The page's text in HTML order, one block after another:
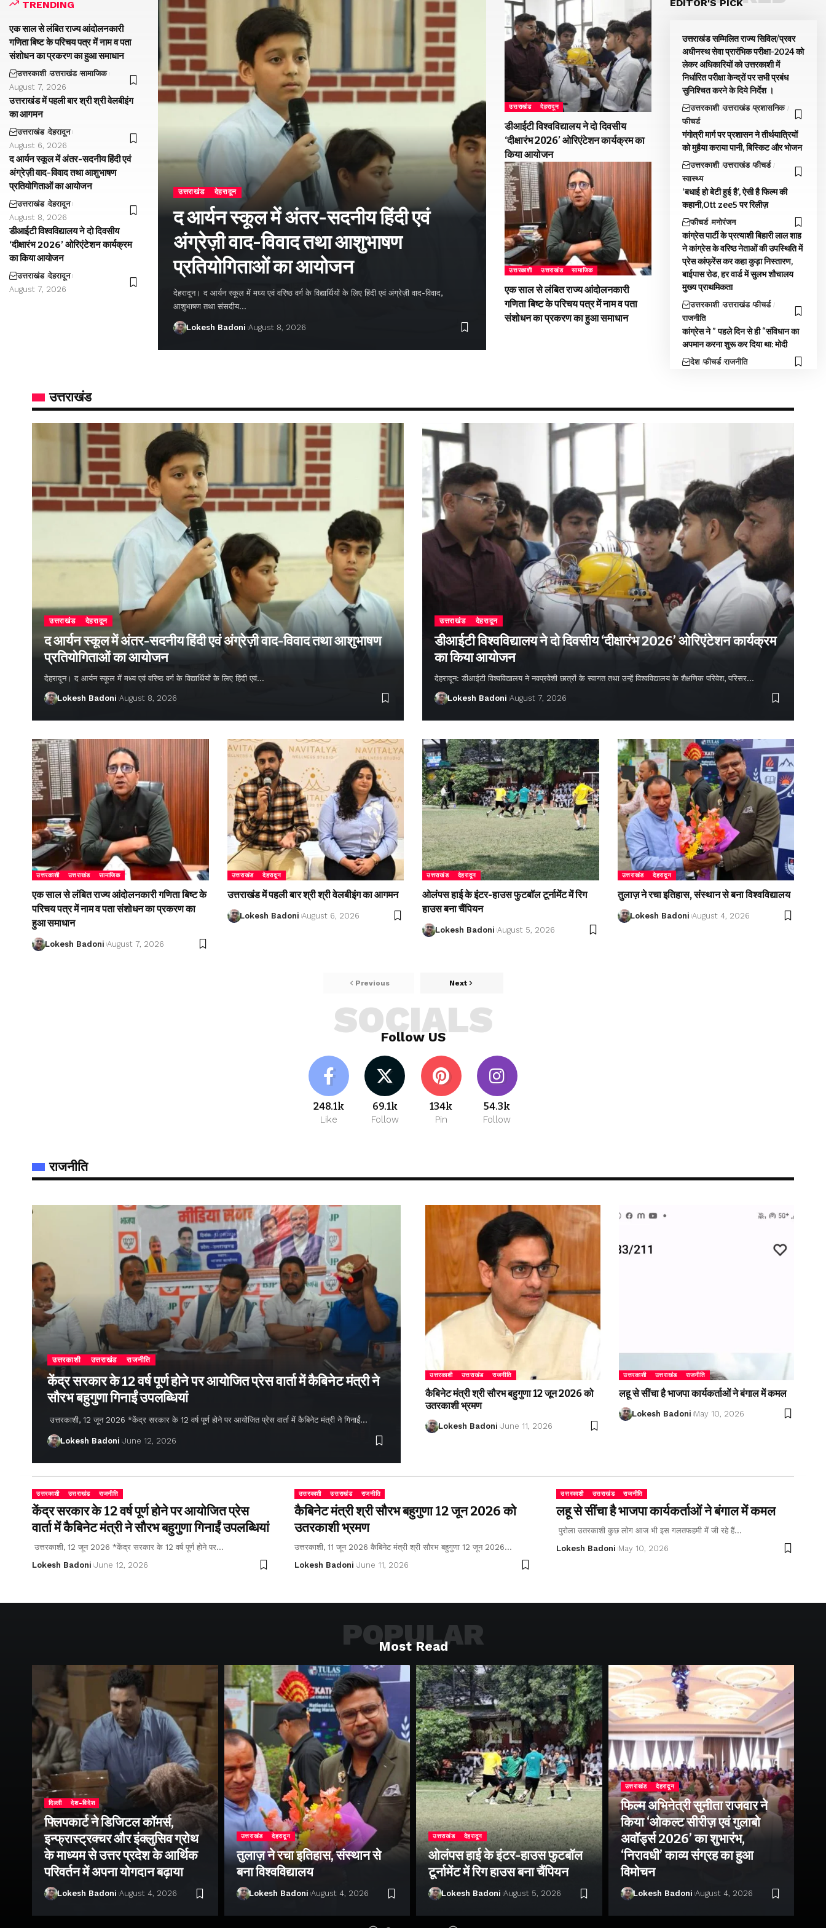
TRENDING
एक साल से लंबित राज्य आंदोलनकारी
गणिता बिष्ट के परिचय पत्र में नाम व पता
संशोधन का प्रकरण का हुआ समाधान
उत्तरकाशी उत्तराखंड सामाजिक
August 7, 2026
उत्तराखंड में पहली बार श्री श्री वेलबीइंग
का आगमन
उत्तराखंड देहरादून
August 6, 2026
द आर्यन स्कूल में अंतर-सदनीय हिंदी एवं
अंग्रेज़ी वाद-विवाद तथा आशुभाषण
प्रतियोगिताओं का आयोजन
उत्तराखंड देहरादून
August 8, 2026
डीआईटी विश्वविद्यालय ने दो दिवसीय
‘दीक्षारंभ 2026’ ओरिएंटेशन कार्यक्रम
का किया आयोजन
उत्तराखंड देहरादून
August 7, 2026
उत्तराखंड देहरादून
द आर्यन स्कूल में अंतर-सदनीय हिंदी एवं
अंग्रेज़ी वाद-विवाद तथा आशुभाषण
प्रतियोगिताओं का आयोजन
देहरादून। द आर्यन स्कूल में मध्य एवं वरिष्ठ वर्ग के विद्यार्थियों के लिए हिंदी एवं अंग्रेज़ी वाद-विवाद,
आशुभाषण तथा संसदीय…
Lokesh Badoni August 8, 2026
उत्तराखंड देहरादून
डीआईटी विश्वविद्यालय ने दो दिवसीय
‘दीक्षारंभ 2026’ ओरिएंटेशन कार्यक्रम का
किया आयोजन
उत्तरकाशी उत्तराखंड सामाजिक
एक साल से लंबित राज्य आंदोलनकारी
गणिता बिष्ट के परिचय पत्र में नाम व पता
संशोधन का प्रकरण का हुआ समाधान
EDITOR'S PICK
उत्तराखंड सम्मिलित राज्य सिविल/प्रवर
अधीनस्थ सेवा प्रारंभिक परीक्षा-2024 को
लेकर अधिकारियों को उत्तरकाशी में
निर्धारित परीक्षा केन्द्रों पर सभी प्रबंध
सुनिश्चित करने के दिये निर्देश ।
उत्तरकाशी उत्तराखंड प्रशासनिक
फीचर्ड
गंगोत्री मार्ग पर प्रशासन ने तीर्थयात्रियों
को मुहैया कराया पानी, बिस्किट और भोजन
उत्तरकाशी उत्तराखंड फीचर्ड
स्वास्थ्य
‘बधाई हो बेटी हुई है’, ऐसी है फिल्म की
कहानी,Ott zee5 पर रिलीज़
फीचर्ड मनोरंजन
कांग्रेस पार्टी के प्रत्याशी बिहारी लाल शाह
ने कांग्रेस के वरिष्ठ नेताओं की उपस्थिति में
प्रेस कांफ्रेंस कर कहा कुड़ा निस्तारण,
बाईपास रोड, हर वार्ड में सुलभ शौचालय
मुख्य प्राथमिकता
उत्तरकाशी उत्तराखंड फीचर्ड
राजनीति
कांग्रेस ने ” पहले दिन से ही “संविधान का
अपमान करना शुरू कर दिया था: मोदी
देश फीचर्ड राजनीति
उत्तराखंड
उत्तराखंड देहरादून
द आर्यन स्कूल में अंतर-सदनीय हिंदी एवं अंग्रेज़ी वाद-विवाद तथा आशुभाषण
प्रतियोगिताओं का आयोजन
देहरादून। द आर्यन स्कूल में मध्य एवं वरिष्ठ वर्ग के विद्यार्थियों के लिए हिंदी एवं…
Lokesh Badoni August 8, 2026
उत्तराखंड देहरादून
डीआईटी विश्वविद्यालय ने दो दिवसीय ‘दीक्षारंभ 2026’ ओरिएंटेशन कार्यक्रम
का किया आयोजन
देहरादून: डीआईटी विश्वविद्यालय ने नवप्रवेशी छात्रों के स्वागत तथा उन्हें विश्वविद्यालय के शैक्षणिक परिवेश, परिसर…
Lokesh Badoni August 7, 2026
उत्तरकाशी उत्तराखंड सामाजिक
एक साल से लंबित राज्य आंदोलनकारी गणिता बिष्ट के
परिचय पत्र में नाम व पता संशोधन का प्रकरण का
हुआ समाधान
Lokesh Badoni August 7, 2026
उत्तराखंड देहरादून
उत्तराखंड में पहली बार श्री श्री वेलबीइंग का आगमन
Lokesh Badoni August 6, 2026
उत्तराखंड देहरादून
ओलंपस हाई के इंटर-हाउस फुटबॉल टूर्नामेंट में रिग
हाउस बना चैंपियन
Lokesh Badoni August 5, 2026
उत्तराखंड देहरादून
तुलाज़ ने रचा इतिहास, संस्थान से बना विश्वविद्यालय
Lokesh Badoni August 4, 2026
Previous Next
Follow US
SOCIALS
248.1k
Like
69.1k
Follow
134k
Pin
54.3k
Follow
राजनीति
उत्तरकाशी उत्तराखंड राजनीति
केंद्र सरकार के 12 वर्ष पूर्ण होने पर आयोजित प्रेस वार्ता में कैबिनेट मंत्री ने
सौरभ बहुगुणा गिनाईं उपलब्धियां
उत्तरकाशी, 12 जून 2026 *केंद्र सरकार के 12 वर्ष पूर्ण होने पर आयोजित प्रेस वार्ता में कैबिनेट मंत्री ने गिनाईं…
Lokesh Badoni June 12, 2026
उत्तरकाशी उत्तराखंड राजनीति
कैबिनेट मंत्री श्री सौरभ बहुगुणा 12 जून 2026 को
उतरकाशी भ्रमण
Lokesh Badoni June 11, 2026
उत्तरकाशी उत्तराखंड राजनीति
लहू से सींचा है भाजपा कार्यकर्ताओं ने बंगाल में कमल
Lokesh Badoni May 10, 2026
उत्तरकाशी उत्तराखंड राजनीति
केंद्र सरकार के 12 वर्ष पूर्ण होने पर आयोजित प्रेस
वार्ता में कैबिनेट मंत्री ने सौरभ बहुगुणा गिनाईं उपलब्धियां
उत्तरकाशी, 12 जून 2026 *केंद्र सरकार के 12 वर्ष पूर्ण होने पर…
Lokesh Badoni June 12, 2026
उत्तरकाशी उत्तराखंड राजनीति
कैबिनेट मंत्री श्री सौरभ बहुगुणा 12 जून 2026 को
उतरकाशी भ्रमण
उत्तरकाशी, 11 जून 2026 कैबिनेट मंत्री श्री सौरभ बहुगुणा 12 जून 2026…
Lokesh Badoni June 11, 2026
उत्तरकाशी उत्तराखंड राजनीति
लहू से सींचा है भाजपा कार्यकर्ताओं ने बंगाल में कमल
पुरोला उतरकाशी कुछ लोग आज भी इस गलतफहमी में जी रहे हैं…
Lokesh Badoni May 10, 2026
Most Read
POPULAR
दिल्ली देश-विदेश
फ्लिपकार्ट ने डिजिटल कॉमर्स,
इन्फ्रास्ट्रक्चर और इंक्लुसिव ग्रोथ
के माध्यम से उत्तर प्रदेश के आर्थिक
परिवर्तन में अपना योगदान बढ़ाया
Lokesh Badoni August 4, 2026
उत्तराखंड देहरादून
तुलाज़ ने रचा इतिहास, संस्थान से
बना विश्वविद्यालय
Lokesh Badoni August 4, 2026
उत्तराखंड देहरादून
ओलंपस हाई के इंटर-हाउस फुटबॉल
टूर्नामेंट में रिग हाउस बना चैंपियन
Lokesh Badoni August 5, 2026
उत्तराखंड देहरादून
फिल्म अभिनेत्री सुनीता राजवार ने
किया ‘ओकल्ट सीरीज़ एवं गुलाबो
अवॉर्ड्स 2026’ का शुभारंभ,
‘निरावधी’ काव्य संग्रह का हुआ
विमोचन
Lokesh Badoni August 4, 2026